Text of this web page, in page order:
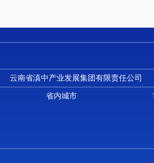
）部门整体支出绩效自评情况
）部门整体支出绩效自评表
其他重要事项情况说明
相关口径说明
部分 名词解释
云南省滇中产业发展集团有限责任公司
省内城市